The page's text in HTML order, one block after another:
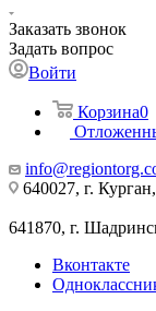
Заказать звонок
Задать вопрос
Войти
Корзина0
640027, г.
641870, г.
Вконтакте